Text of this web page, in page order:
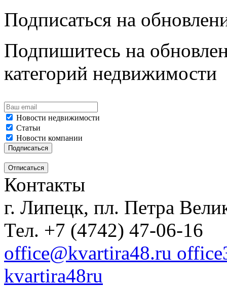
Подписаться на
Подпишитесь на
категорий недвижимости
Новости недвижимости
Статьи
Новости компании
Контакты
г. Липецк, пл. Петра
Тел. +7 (4742) 47-06-16
office@kvartira48.ru
kvartira48ru